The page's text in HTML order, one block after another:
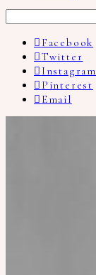
Facebook
Twitter
Instagram
Pinterest
Email